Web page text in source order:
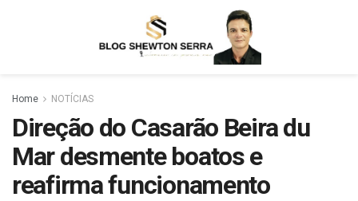
Home NOTÍCIAS
Direção do Casarão Beira du
Mar desmente boatos e
reafirma funcionamento